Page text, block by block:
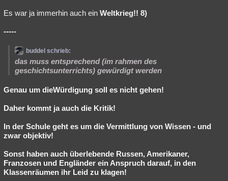
Es war ja immerhin auch ein Weltkrieg!! 8)
-----
buddel schrieb:
das muss entsprechend (im rahmen des
geschichtsunterrichts) gewürdigt werden
Genau um dieWürdigung soll es nicht gehen!
Daher kommt ja auch die Kritik!
In der Schule geht es um die Vermittlung von Wissen - und
zwar objektiv!
Sonst haben auch überlebende Russen, Amerikaner,
Franzosen und Engländer ein Anspruch darauf, in den
Klassenräumen ihr Leid zu klagen!